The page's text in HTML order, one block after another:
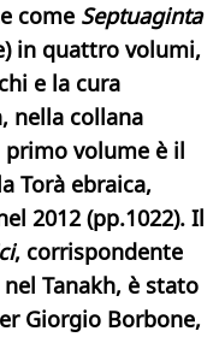
come Septuaginta
in quattro volumi,
e la cura
nella collana
volume è il
Torà ebraica,
2012 (pp.1022). Il
, corrispondente
Tanakh, è stato
Giorgio Borbone,